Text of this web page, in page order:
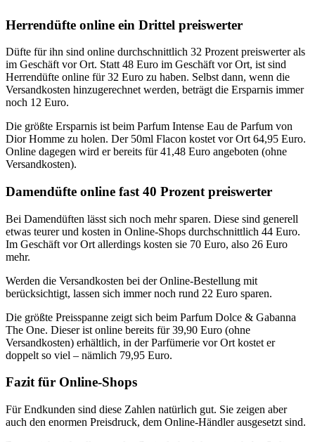
Herrendüfte online ein Drittel preiswerter
Düfte für ihn sind online durchschnittlich 32 Prozent preiswerter als
im Geschäft vor Ort. Statt 48 Euro im Geschäft vor Ort, ist sind
Herrendüfte online für 32 Euro zu haben. Selbst dann, wenn die
Versandkosten hinzugerechnet werden, beträgt die Ersparnis immer
noch 12 Euro.
Die größte Ersparnis ist beim Parfum Intense Eau de Parfum von
Dior Homme zu holen. Der 50ml Flacon kostet vor Ort 64,95 Euro.
Online dagegen wird er bereits für 41,48 Euro angeboten (ohne
Versandkosten).
Damendüfte online fast 40 Prozent preiswerter
Bei Damendüften lässt sich noch mehr sparen. Diese sind generell
etwas teurer und kosten in Online-Shops durchschnittlich 44 Euro.
Im Geschäft vor Ort allerdings kosten sie 70 Euro, also 26 Euro
mehr.
Werden die Versandkosten bei der Online-Bestellung mit
berücksichtigt, lassen sich immer noch rund 22 Euro sparen.
Die größte Preisspanne zeigt sich beim Parfum Dolce & Gabanna
The One. Dieser ist online bereits für 39,90 Euro (ohne
Versandkosten) erhältlich, in der Parfümerie vor Ort kostet er
doppelt so viel – nämlich 79,95 Euro.
Fazit für Online-Shops
Für Endkunden sind diese Zahlen natürlich gut. Sie zeigen aber
auch den enormen Preisdruck, dem Online-Händler ausgesetzt sind.